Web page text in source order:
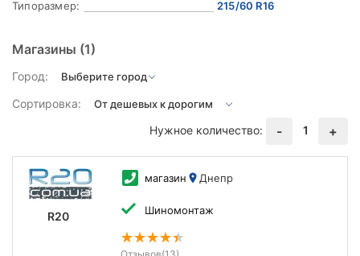
Типоразмер:
215/60 R16
Магазины (1)
Город:
Сортировка:
Нужное количество:
- 1 +
R20
магазин Днепр
Шиномонтаж